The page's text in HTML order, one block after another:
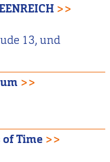
>>
13, und
>>
of Time >>